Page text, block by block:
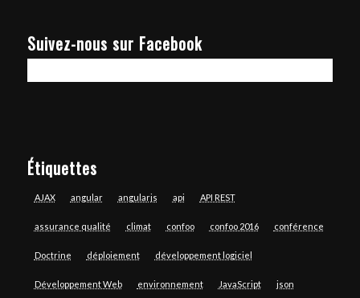
Suivez-nous sur Facebook
Étiquettes
AJAX angular angularjs api API REST
assurance qualité climat confoo confoo 2016 conférence
Doctrine déploiement développement logiciel
Développement Web environnement JavaScript json